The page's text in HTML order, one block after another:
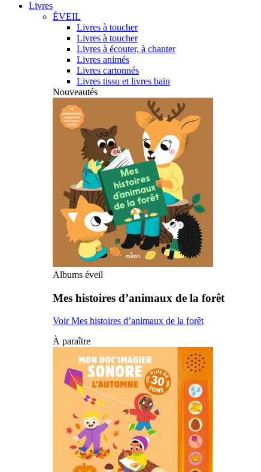
Livres
ÉVEIL
Livres à toucher
Livres à toucher
Livres à écouter, à chanter
Livres animés
Livres cartonnés
Livres tissu et livres bain
Nouveautés
Albums éveil
Mes histoires d’animaux de la forêt
Voir Mes histoires d’animaux de la forêt
À paraître